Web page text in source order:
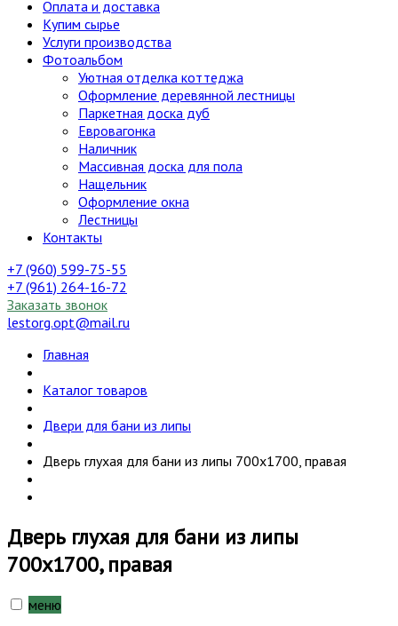
Оплата и доставка
Купим сырье
Услуги производства
Фотоальбом
Уютная отделка коттеджа
Оформление деревянной лестницы
Паркетная доска дуб
Евровагонка
Наличник
Массивная доска для пола
Нащельник
Оформление окна
Лестницы
Контакты
+7 (960) 599-75-55
+7 (961) 264-16-72
Заказать звонок
lestorg.opt@mail.ru
Главная
Каталог товаров
Двери для бани из липы
Дверь глухая для бани из липы 700х1700, правая
Дверь глухая для бани из липы
700х1700, правая
меню